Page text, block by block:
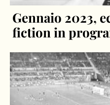
Gennaio 2023,
fiction in